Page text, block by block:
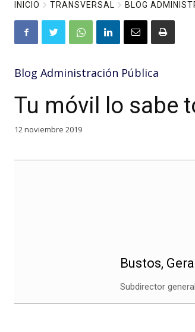
INICIO TRANSVERSAL BLOG
Blog Administración Pública
Tu móvil lo sabe
12 noviembre 2019
Bustos,
Subdirector